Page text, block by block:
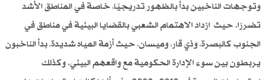
وتوجهات الناخبين بدأ بالظهور تدريجيًا، خاصة في المناطق الأشد
تضررًا. حيث ازداد الاهتمام الشعبي بالقضايا البيئية في مناطق في
الجنوب كالبصرة، وذي قار، وميسان، حيث أزمة المياه شديدة، بدأ الناخبون
يربطون بين سوء الإدارة الحكومية مع واقعهم البيئي. وكذلك